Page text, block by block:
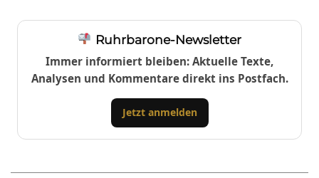
Ruhrbarone-Newsletter
Immer informiert bleiben: Aktuelle Texte,
Analysen und Kommentare direkt ins Postfach.
Jetzt anmelden